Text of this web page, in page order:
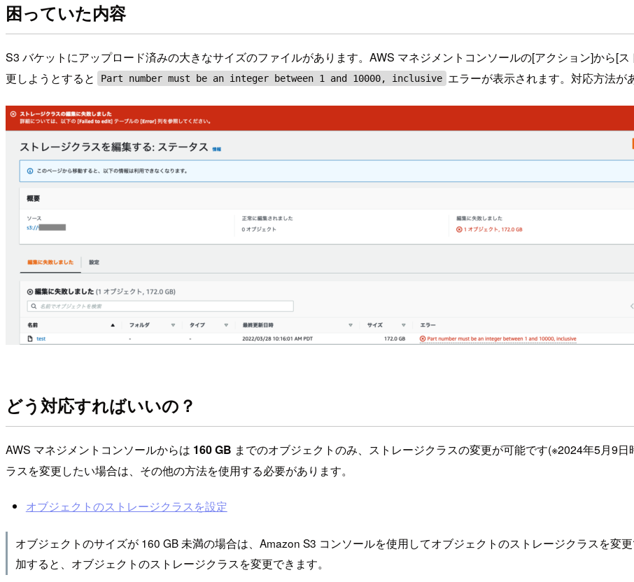
困っていた内容
S3 バケットにアップロード済みの大きなサイズのファイルがあります。AWS マネジメントコンソールの[アクション]から[
更しようとすると
Part number must be an integer between 1 and 10000, inclusive エラーが表示されます。対応方法が
どう対応すればいいの？
AWS マネジメントコンソールからは 160 GB までのオブジェクトのみ、ストレージクラスの変更が可能です(※2024年5月9
ラスを変更したい場合は、その他の方法を使用する必要があります。
オブジェクトのストレージクラスを設定
オブジェクトのサイズが 160 GB 未満の場合は、Amazon S3 コンソールを使用してオブジェクトのストレージクラスを変
加すると、オブジェクトのストレージクラスを変更できます。